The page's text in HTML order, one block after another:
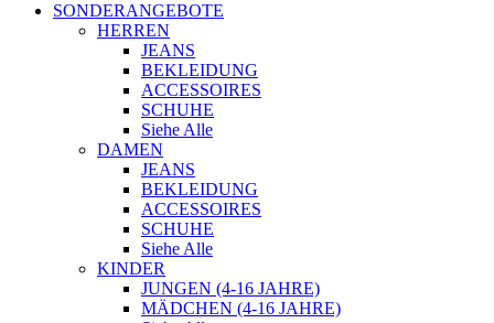
SONDERANGEBOTE
HERREN
JEANS
BEKLEIDUNG
ACCESSOIRES
SCHUHE
Siehe Alle
DAMEN
JEANS
BEKLEIDUNG
ACCESSOIRES
SCHUHE
Siehe Alle
KINDER
JUNGEN (4-16 JAHRE)
MÄDCHEN (4-16 JAHRE)